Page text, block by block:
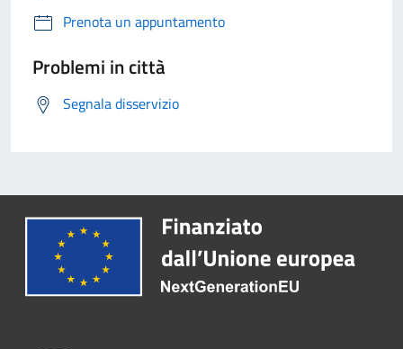
Prenota un appuntamento
Problemi in città
Segnala disservizio